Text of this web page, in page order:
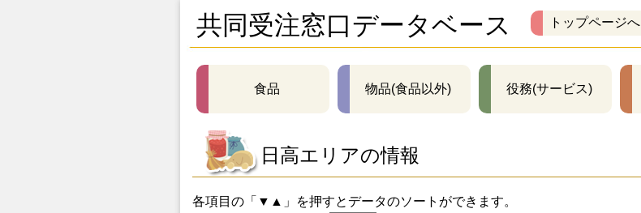
共同受注窓口データベース トップページへ
食品 物品(食品以外) 役務(サービス)
日高エリアの情報
各項目の「▼▲」を押すとデータのソートができます。